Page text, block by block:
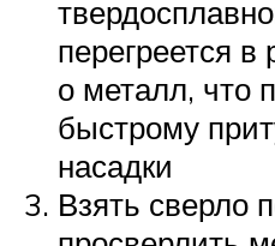
перегреется в
о металл, что
быстрому
насадки
Взять сверло